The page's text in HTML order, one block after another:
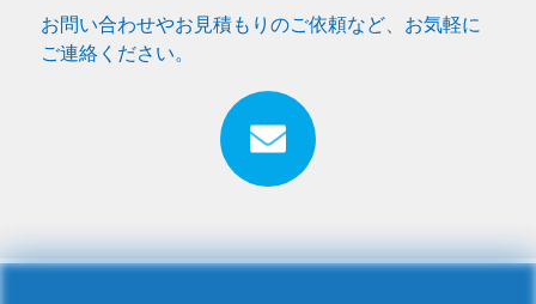
お問い合わせやお見積もりのご依頼など、お気軽に
ご連絡ください。